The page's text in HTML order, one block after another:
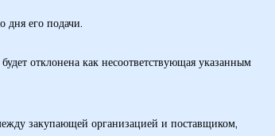
дня его подачи.
отклонена как несоответствующая указанным
закупающей организацией и поставщиком,